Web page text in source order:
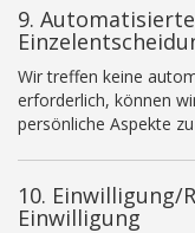
9. Automatisierte
Wir treffen keine
erforderlich, können
persönliche Aspekte
10. Einwilligung/
Einwilligung